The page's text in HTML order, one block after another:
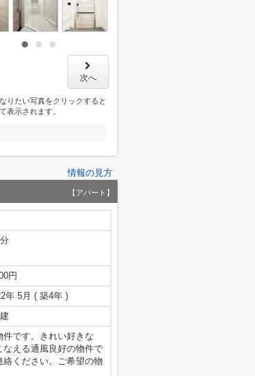
次へ
りたい写真をクリックすると
表示されます。
情報の見方
【アパート】
円
年 5月 ( 築4年 )
です。きれい好きな
える通風良好の物件で
ください。ご希望の物